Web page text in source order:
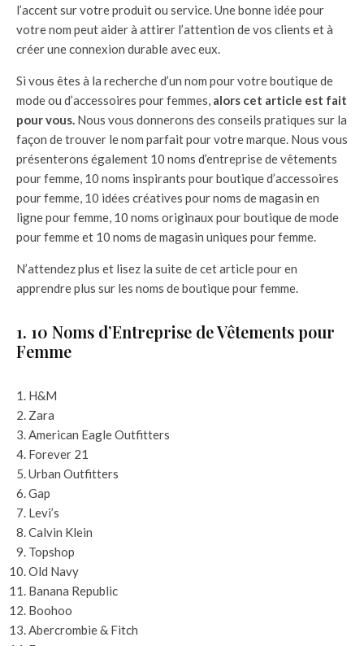
l’accent sur votre produit ou service. Une bonne idée pour
votre nom peut aider à attirer l’attention de vos clients et à
créer une connexion durable avec eux.
Si vous êtes à la recherche d’un nom pour votre boutique de
mode ou d’accessoires pour femmes, alors cet article est fait
pour vous. Nous vous donnerons des conseils pratiques sur la
façon de trouver le nom parfait pour votre marque. Nous vous
présenterons également 10 noms d’entreprise de vêtements
pour femme, 10 noms inspirants pour boutique d’accessoires
pour femme, 10 idées créatives pour noms de magasin en
ligne pour femme, 10 noms originaux pour boutique de mode
pour femme et 10 noms de magasin uniques pour femme.
N’attendez plus et lisez la suite de cet article pour en
apprendre plus sur les noms de boutique pour femme.
1. 10 Noms d’Entreprise de Vêtements pour
Femme
H&M
Zara
American Eagle Outfitters
Forever 21
Urban Outfitters
Gap
Levi’s
Calvin Klein
Topshop
Old Navy
Banana Republic
Boohoo
Abercrombie & Fitch